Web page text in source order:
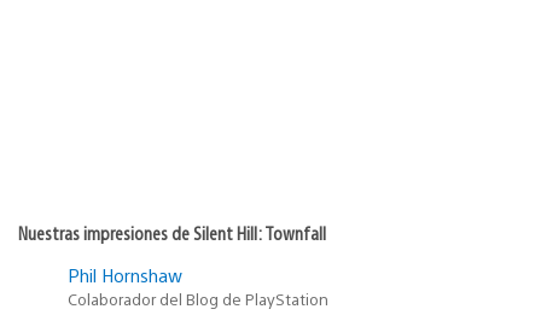
Nuestras impresiones de Silent Hill: Townfall
Phil Hornshaw
Colaborador del Blog de PlayStation